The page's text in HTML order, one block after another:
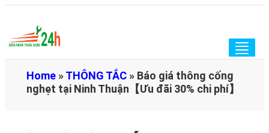
Home »THÔNG TẮC » Báo giá thông cống
nghẹt tại Ninh Thuận【Ưu đãi 30% chi phí】